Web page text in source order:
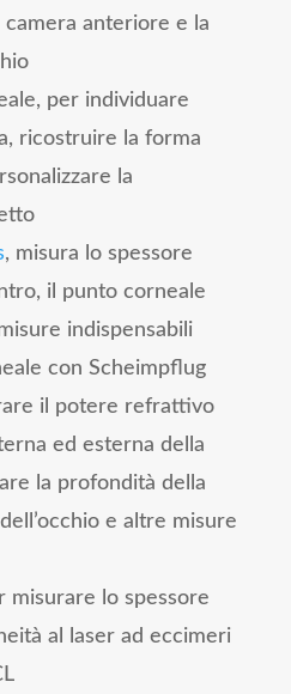
camera anteriore e la
per individuare
ricostruire la forma
la
, misura lo spessore
il punto corneale
indispensabili
con Scheimpflug
il potere refrattivo
ed esterna della
la profondità della
e altre misure
misurare lo spessore
al laser ad eccimeri